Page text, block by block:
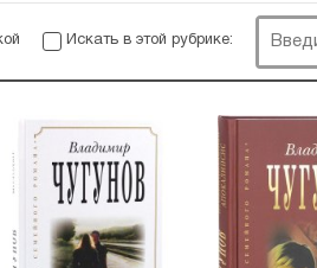
Искать в этой рубрике: